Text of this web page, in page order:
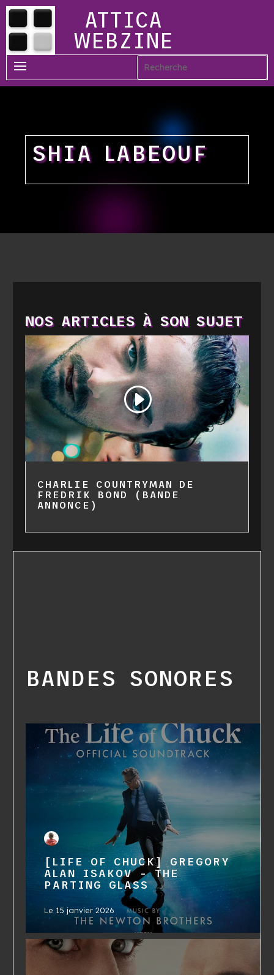
ATTICA
WEBZINE
SHIA LABEOUF
NOS ARTICLES À SON SUJET
Lecteur
vidéo
Code 150: Unknown error.
Télécharger le fichier: https://www.youtube.com/watch?
v=53I25ye9nmE&_=1
CHARLIE COUNTRYMAN DE
FREDRIK BOND (BANDE
ANNONCE)
BANDES SONORES
[LIFE OF CHUCK] GREGORY
ALAN ISAKOV - THE
PARTING GLASS
Le 15 janvier 2026